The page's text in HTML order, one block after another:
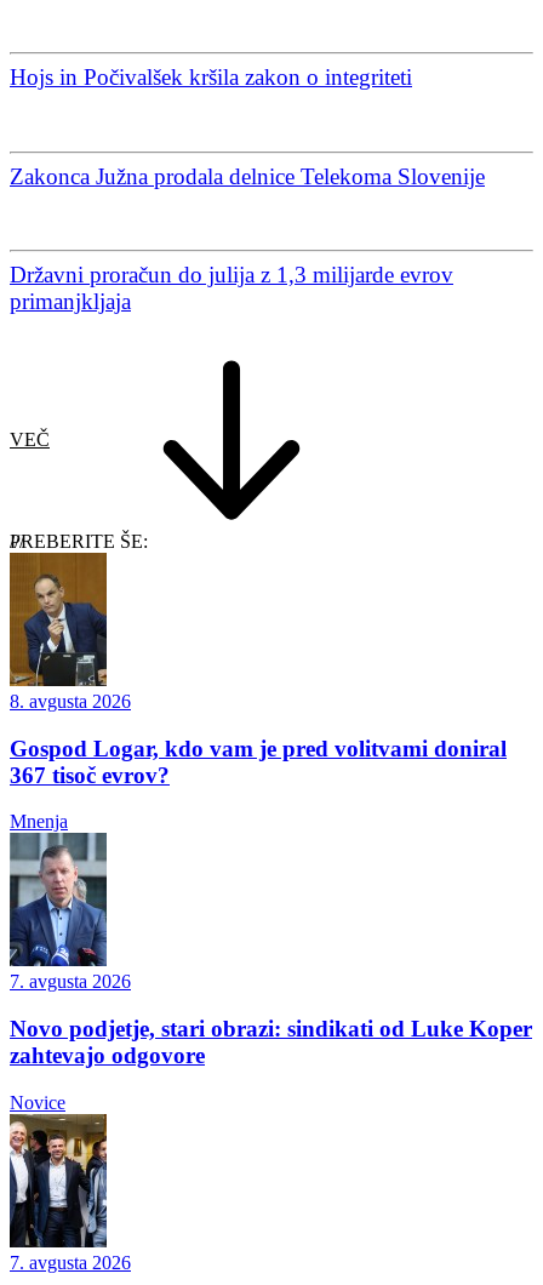
Hojs in Počivalšek kršila zakon o integriteti
Zakonca Južna prodala delnice Telekoma Slovenije
Državni proračun do julija z 1,3 milijarde evrov
primanjkljaja
VEČ
PREBERITE ŠE:
8. avgusta 2026
Gospod Logar, kdo vam je pred volitvami doniral
367 tisoč evrov?
Mnenja
7. avgusta 2026
Novo podjetje, stari obrazi: sindikati od Luke Koper
zahtevajo odgovore
Novice
7. avgusta 2026